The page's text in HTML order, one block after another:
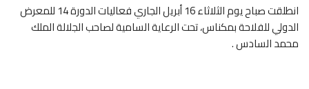
انطلقت صباح يوم الثلاثاء 16 أبريل الجاري فعاليات الدورة 14 للمعرض
الدولي للفلاحة بمكناس، تحت الرعاية السامية لصاحب الجلالة الملك
محمد السادس .